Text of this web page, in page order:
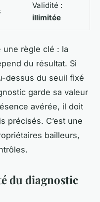
Validité :
illimitée
une règle clé : la
du résultat. Si
dessus du seuil fixé
garde sa valeur
avérée, il doit
précisés. C’est une
bailleurs,
du diagnostic